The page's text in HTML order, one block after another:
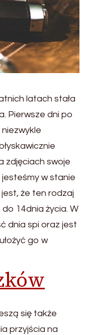
latach stała
Pierwsze dni po
zdjęciach swoje
w stanie
że ten rodzaj
do 14dnia życia. W
dnia spi oraz jest
go w
się także
przyjścia na